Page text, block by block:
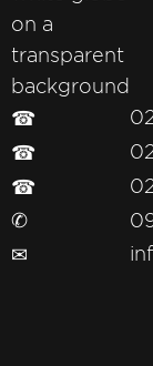
☎
☎
☎
✆
✉